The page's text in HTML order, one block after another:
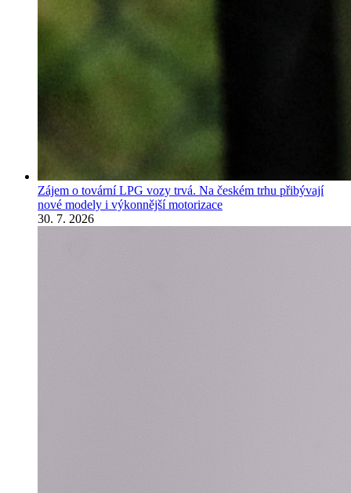
Zájem o tovární LPG vozy trvá. Na českém trhu přibývají
nové modely i výkonnější motorizace
30. 7. 2026